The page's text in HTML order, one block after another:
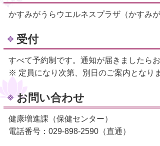
かすみがうらウエルネスプラザ（かすみ
受付
すべて予約制です。通知が届きましたら
※ 定員になり次第、別日のご案内となり
お問い合わせ
健康増進課（保健センター）
電話番号：029-898-2590（直通）